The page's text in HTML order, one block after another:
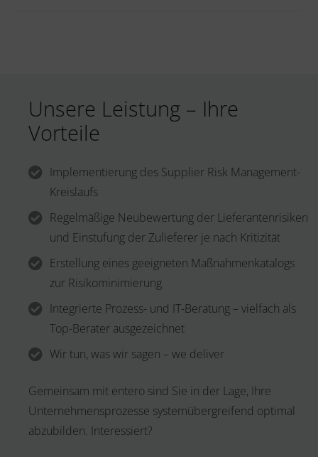
Unsere Leistung – Ihre
Vorteile
Implementierung des Supplier Risk Management-
Kreislaufs
Regelmäßige Neubewertung der Lieferantenrisiken
und Einstufung der Zulieferer je nach Kritizität
Erstellung eines geeigneten Maßnahmenkatalogs
zur Risikominimierung
Integrierte Prozess- und IT-Beratung – vielfach als
Top-Berater ausgezeichnet
Wir tun, was wir sagen – we deliver
Gemeinsam mit entero sind Sie in der Lage, Ihre
Unternehmensprozesse systemübergreifend optimal
abzubilden. Interessiert?